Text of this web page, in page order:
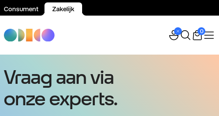
Consument Zakelijk
0
Vraag aan via
onze experts.